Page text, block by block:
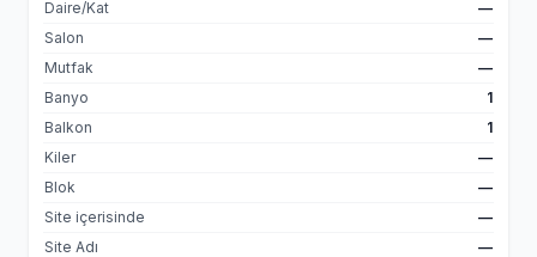
Daire/Kat
—
Salon
—
Mutfak
—
Banyo
1
Balkon
1
Kiler
—
Blok
—
Site içerisinde
—
Site Adı
—